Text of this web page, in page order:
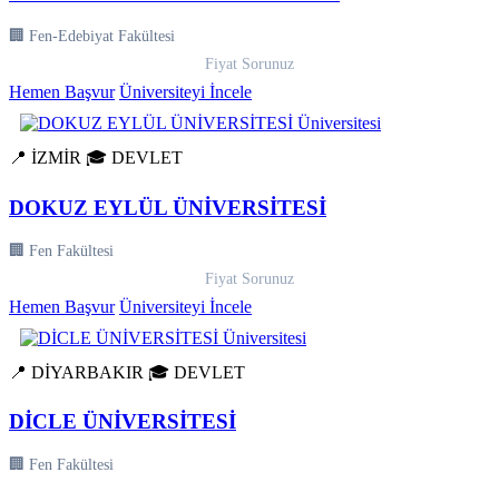
🏢 Fen-Edebiyat Fakültesi
Fiyat Sorunuz
Hemen Başvur Üniversiteyi İncele
📍 İZMİR 🎓 DEVLET
DOKUZ EYLÜL ÜNİVERSİTESİ
🏢 Fen Fakültesi
Fiyat Sorunuz
Hemen Başvur Üniversiteyi İncele
📍 DİYARBAKIR 🎓 DEVLET
DİCLE ÜNİVERSİTESİ
🏢 Fen Fakültesi